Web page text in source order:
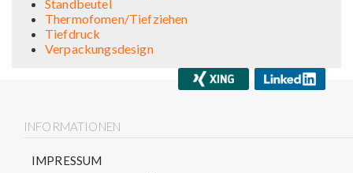
Standbeutel
Thermofomen/Tiefziehen
Tiefdruck
Verpackungsdesign
INFORMATIONEN
IMPRESSUM